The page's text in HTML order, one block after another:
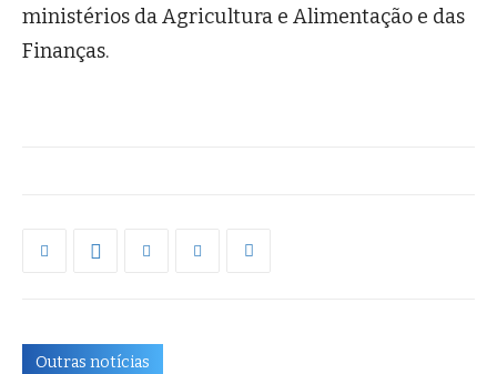
ministérios da Agricultura e Alimentação e das
Finanças.
Outras notícias